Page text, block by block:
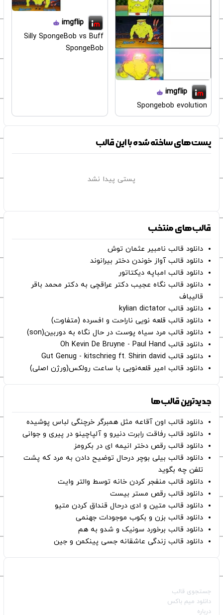
imgflip
Spongebob evolution
imgflip
Silly SpongeBob vs Buff
SpongeBob
پست‌های ساخته شده با این قالب
پستی پیدا نشد
قالب‌های منتخب
دانلود قالب نامبیر عثمان ‌توش
دانلود قالب آواز خوندن دختر بیرانوند
دانلود قالب امباپه دیکتاتور
دانلود قالب نگاه عجیب دکتر عراقچی به دکتر محمد باقر
قالیباف
دانلود قالب kylian dictator
دانلود قالب قلعه نویی ناراحت و افسرده (متفاوت)
دانلود قالب مرد سیاه پوست در حال نگاه به دوربین(son)
دانلود قالب Oh Kevin De Bruyne - Paul Hand
دانلود قالب Gut Genug - kitschrieg ft. Shirin david
دانلود قالب امیر قلعه‌نویی با ساعت رولکس(ورژن اصلی)
جدیدترین قالب‌ها
دانلود قالب اون آقاعه مثل همبرگر خرچنگی لباس پوشیده
دانلود قالب رفاقت رابرت دنیرو و آلپاچینو در پیری و جوانی
دانلود قالب رقص دختر انیمه ای در بکرومز
دانلود قالب بیلی بوچر درحال توضیح دادن به مرد که پشت
تلفن چه بگوید
دانلود قالب منفجر کردن خانه توسط والتر وایت
دانلود قالب رقص مستر بیست
دانلود قالب متین و ادی درحال قنداق کردن متیو
دانلود قالب بزن و بکوب موجودات جهنمی
دانلود قالب برخورد سونیک و شدو به هم
دانلود قالب زندگی عاشقانه جسی پینکمن و جین
جستجوی قالب
دانلود میم باکس
درباره